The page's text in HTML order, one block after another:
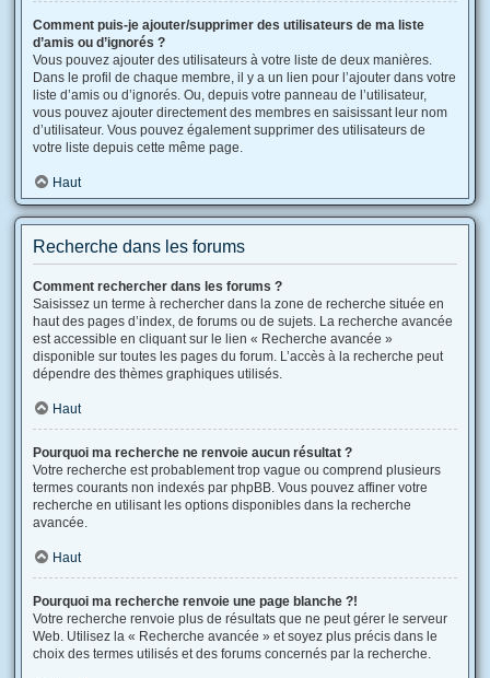
Comment puis-je ajouter/supprimer des utilisateurs de ma liste
d’amis ou d’ignorés ?
Vous pouvez ajouter des utilisateurs à votre liste de deux manières.
Dans le profil de chaque membre, il y a un lien pour l’ajouter dans votre
liste d’amis ou d’ignorés. Ou, depuis votre panneau de l’utilisateur,
vous pouvez ajouter directement des membres en saisissant leur nom
d’utilisateur. Vous pouvez également supprimer des utilisateurs de
votre liste depuis cette même page.
Haut
Recherche dans les forums
Comment rechercher dans les forums ?
Saisissez un terme à rechercher dans la zone de recherche située en
haut des pages d’index, de forums ou de sujets. La recherche avancée
est accessible en cliquant sur le lien « Recherche avancée »
disponible sur toutes les pages du forum. L’accès à la recherche peut
dépendre des thèmes graphiques utilisés.
Haut
Pourquoi ma recherche ne renvoie aucun résultat ?
Votre recherche est probablement trop vague ou comprend plusieurs
termes courants non indexés par phpBB. Vous pouvez affiner votre
recherche en utilisant les options disponibles dans la recherche
avancée.
Haut
Pourquoi ma recherche renvoie une page blanche ?!
Votre recherche renvoie plus de résultats que ne peut gérer le serveur
Web. Utilisez la « Recherche avancée » et soyez plus précis dans le
choix des termes utilisés et des forums concernés par la recherche.